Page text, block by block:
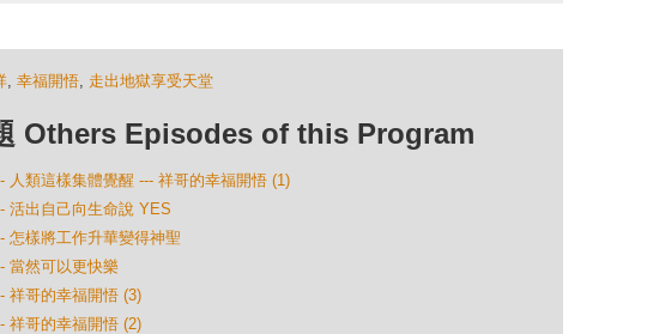
, 幸福開悟, 走出地獄享受天堂
Others Episodes of this Program
人類這樣集體覺醒 --- 祥哥的幸福開悟 (1)
活出自己向生命說 YES
怎樣將工作升華變得神聖
當然可以更快樂
祥哥的幸福開悟 (3)
祥哥的幸福開悟 (2)